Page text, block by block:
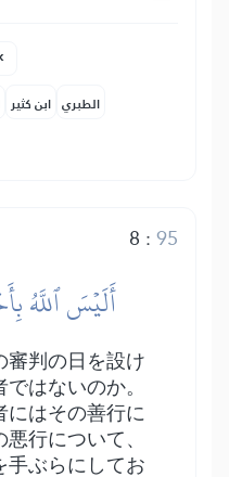
ابن كثير الطبري
8 :95
أَلَيۡسَ ٱللَّهُ
審判の日を設け
はないのか。
にはその善行に
行について、
手ぶらにしてお